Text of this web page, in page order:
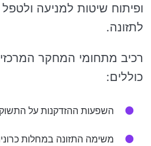
ופיתוח שיטות למניעה
לתזונה.
רכיב מתחומי המחקר
כוללים:
השפעות ההזדקנות על
משימה התזונה במחלות